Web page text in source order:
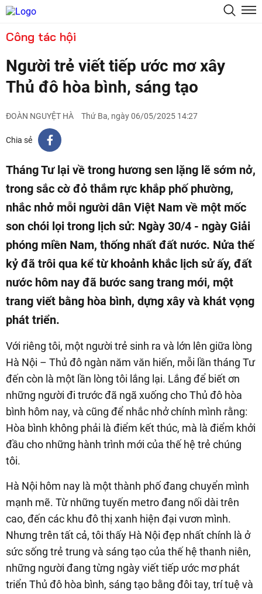
Công tác hội
Người trẻ viết tiếp ước mơ xây
Thủ đô hòa bình, sáng tạo
ĐOÀN NGUYỆT HÀ Thứ Ba, ngày 06/05/2025 14:27
Chia sẻ
Tháng Tư lại về trong hương sen lặng lẽ sớm nở,
trong sắc cờ đỏ thắm rực khắp phố phường,
nhắc nhở mỗi người dân Việt Nam về một mốc
son chói lọi trong lịch sử: Ngày 30/4 - ngày Giải
phóng miền Nam, thống nhất đất nước. Nửa thế
kỷ đã trôi qua kể từ khoảnh khắc lịch sử ấy, đất
nước hôm nay đã bước sang trang mới, một
trang viết bằng hòa bình, dựng xây và khát vọng
phát triển.
Với riêng tôi, một người trẻ sinh ra và lớn lên giữa lòng
Hà Nội – Thủ đô ngàn năm văn hiến, mỗi lần tháng Tư
đến còn là một lần lòng tôi lắng lại. Lắng để biết ơn
những người đi trước đã ngã xuống cho Thủ đô hòa
bình hôm nay, và cũng để nhắc nhở chính mình rằng:
Hòa bình không phải là điểm kết thúc, mà là điểm khởi
đầu cho những hành trình mới của thế hệ trẻ chúng
tôi.
Hà Nội hôm nay là một thành phố đang chuyển mình
mạnh mẽ. Từ những tuyến metro đang nối dài trên
cao, đến các khu đô thị xanh hiện đại vươn mình.
Nhưng trên tất cả, tôi thấy Hà Nội đẹp nhất chính là ở
sức sống trẻ trung và sáng tạo của thế hệ thanh niên,
những người đang từng ngày viết tiếp ước mơ phát
triển Thủ đô hòa bình, sáng tạo bằng đôi tay, trí tuệ và